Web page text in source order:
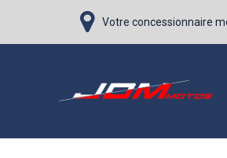
Votre concessionnaire